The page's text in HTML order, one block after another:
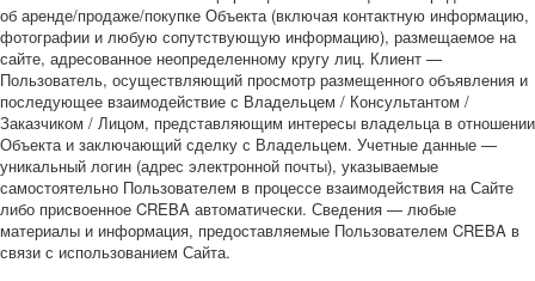
об аренде/продаже/покупке Объекта (включая контактную информацию,
фотографии и любую сопутствующую информацию), размещаемое на
сайте, адресованное неопределенному кругу лиц. Клиент —
Пользователь, осуществляющий просмотр размещенного объявления и
последующее взаимодействие с Владельцем / Консультантом /
Заказчиком / Лицом, представляющим интересы владельца в отношении
Объекта и заключающий сделку с Владельцем. Учетные данные —
уникальный логин (адрес электронной почты), указываемые
самостоятельно Пользователем в процессе взаимодействия на Сайте
либо присвоенное CREBA автоматически. Сведения — любые
материалы и информация, предоставляемые Пользователем CREBA в
связи с использованием Сайта.